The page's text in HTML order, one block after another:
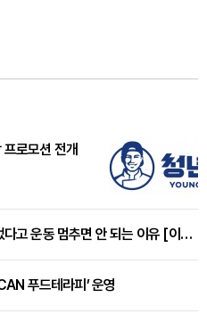
로모션 전개
팔 들기 어려운 오십견, 통증 줄었다고 운동 멈추면 안 되는 이유 [이병욱 원장 칼럼]
푸드테라피’ 운영